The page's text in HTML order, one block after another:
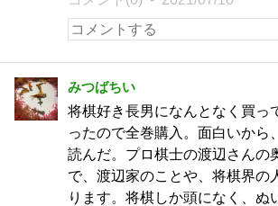
みつばちい
将棋好き長男になんとなく買っ
ったので全巻購入。面白いから
読んだ。プロ棋士の渡辺さんの
で、渡辺家のことや、将棋界の
ります。将棋しか頭になく、ぬ